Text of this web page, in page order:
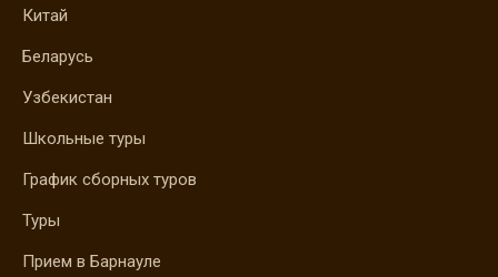
Китай
Беларусь
Узбекистан
Школьные туры
График сборных туров
Туры
Прием в Барнауле